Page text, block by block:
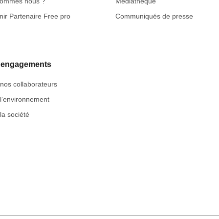
Partenaire Free pro
collaborateurs
société
Communiqués de presse